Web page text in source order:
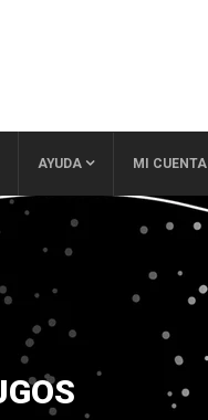
AYUDA MI CUENTA